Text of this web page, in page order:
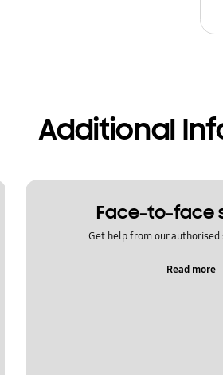
Additional
Face-to-face
Get help from our
Read more